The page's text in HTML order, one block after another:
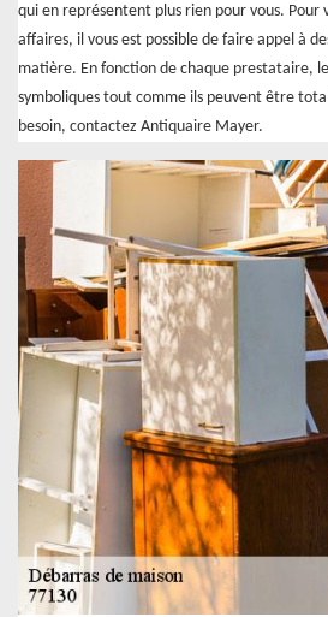
qui en représentent plus rien pour vous. Pour
affaires, il vous est possible de faire appel à
matière. En fonction de chaque prestataire,
symboliques tout comme ils peuvent être
besoin, contactez Antiquaire Mayer.